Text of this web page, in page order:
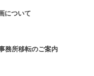
について
務所移転のご案内